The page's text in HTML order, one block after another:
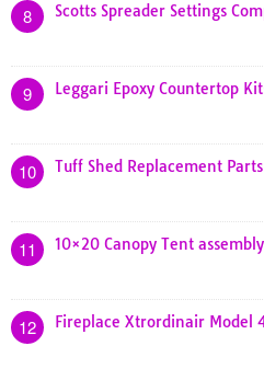
8 Scotts Spreader Settings
9 Leggari Epoxy Countertop
10 Tuff Shed Replacement Parts
11 10×20 Canopy Tent
12 Fireplace Xtrordinair Model